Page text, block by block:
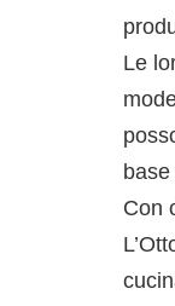
Le
Con